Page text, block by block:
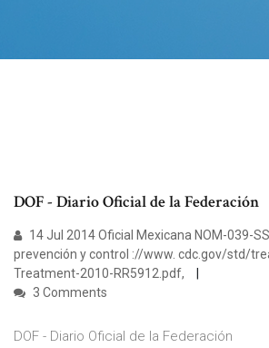
DOF - Diario Oficial de la Federación
14 Jul 2014 Oficial Mexicana NOM-039-
prevención y control ://www. cdc.gov/std/
Treatment-2010-RR5912.pdf,
3 Comments
DOF - Diario Oficial de la Federación